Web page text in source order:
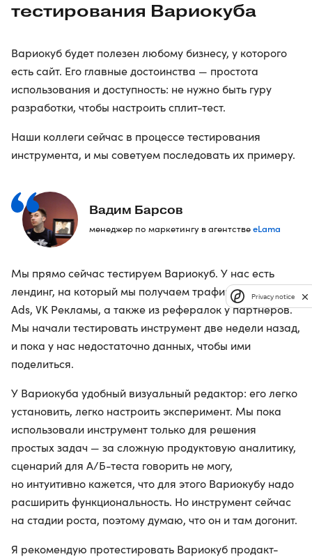
тестирования Вариокуба
Вариокуб будет полезен любому бизнесу, у которого
есть сайт. Его главные достоинства — простота
использования и доступность: не нужно быть гуру
разработки, чтобы настроить сплит-тест.
Наши коллеги сейчас в процессе тестирования
инструмента, и мы советуем последовать их примеру.
Вадим Барсов
менеджер по маркетингу в агентствеeLama
Мы прямо сейчас тестируем Вариокуб. У нас есть
лендинг, на который мы получаем трафик из Google
Ads, VK Рекламы, а также из рефералок у партнеров.
Мы начали тестировать инструмент две недели назад,
и пока у нас недостаточно данных, чтобы ими
поделиться.
У Вариокуба удобный визуальный редактор: его легко
установить, легко настроить эксперимент. Мы пока
использовали инструмент только для решения
простых задач — за сложную продуктовую аналитику,
сценарий для A/Б-теста говорить не могу,
но интуитивно кажется, что для этого Вариокубу надо
расширить функциональность. Но инструмент сейчас
на стадии роста, поэтому думаю, что он и там догонит.
Я рекомендую протестировать Вариокуб продакт-
Privacy notice